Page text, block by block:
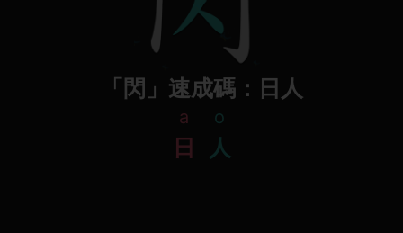
「閃」速成碼：日人
a
日
o
人